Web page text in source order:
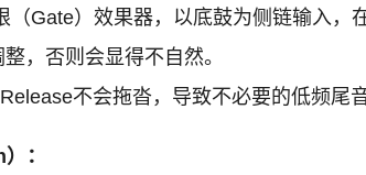
（Gate）效果器，以底鼓为侧链输入
，否则会显得不自然。
不会拖沓，导致不必要的低频尾音
：